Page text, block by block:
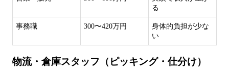
る
事務職 300〜420万円
身体的負担が少な
い
物流・倉庫スタッフ（ピッキング・仕分け）